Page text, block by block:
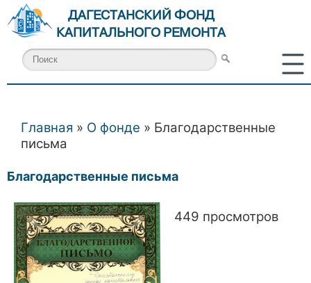
ДАГЕСТАНСКИЙ ФОНД
КАПИТАЛЬНОГО РЕМОНТА
Вы здесь
Главная » О фонде » Благодарственные
письма
Благодарственные письма
449 просмотров